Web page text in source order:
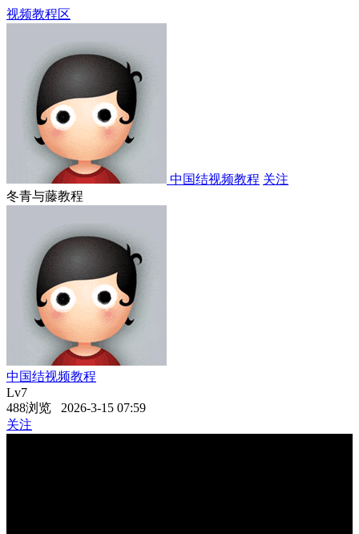
视频教程区
中国结视频教程 关注
冬青与藤教程
中国结视频教程
Lv7
488浏览 2026-3-15 07:59
关注